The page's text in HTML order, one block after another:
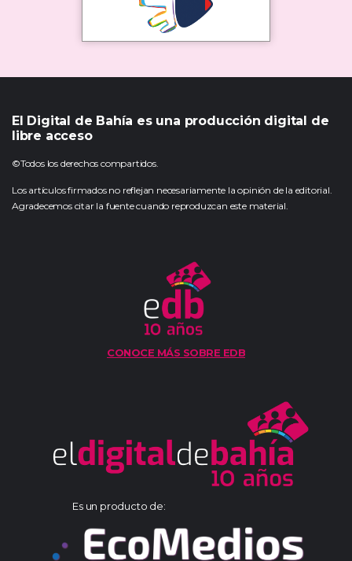
El Digital de Bahía es una producción digital de
libre acceso
©Todos los derechos compartidos.
Los artículos firmados no reflejan necesariamente la opinión de la editorial.
Agradecemos citar la fuente cuando reproduzcan este material.
CONOCE MÁS SOBRE EDB
Es un producto de: